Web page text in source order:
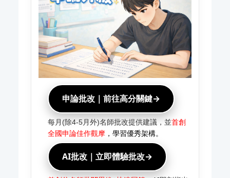
申論批改｜前往高分關鍵→
每月(除4-5月外)名師批改提供建議，並首創
全國申論佳作觀摩，學習優秀架構。
AI批改｜立即體驗批改→